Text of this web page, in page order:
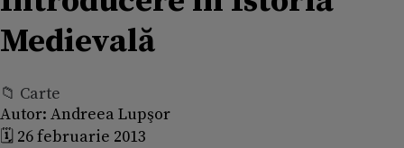
Medievală
📁 Carte
Autor: Andreea Lupşor
🗓️ 26 februarie 2013